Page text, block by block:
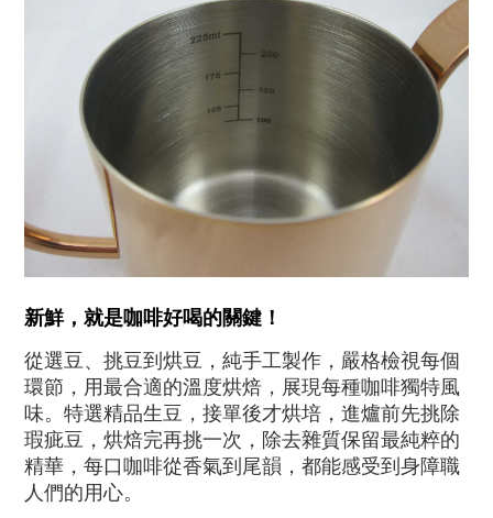
新鮮，就是咖啡好喝的關鍵！
從選豆、挑豆到烘豆，純手工製作，嚴格檢視每個
環節，用最合適的溫度烘焙，展現每種咖啡獨特風
味。特選精品生豆，接單後才烘培，進爐前先挑除
瑕疵豆，烘焙完再挑一次，除去雜質保留最純粹的
精華，每口咖啡從香氣到尾韻，都能感受到身障職
人們的用心。